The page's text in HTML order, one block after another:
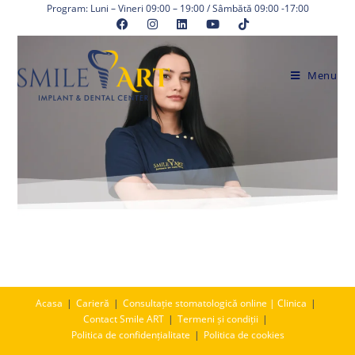
Program: Luni – Vineri 09:00 – 19:00 / Sâmbătă 09:00 -17:00
Menu
Acasa Carieră
Consultație stomatologică online | Clinica
Contact Smile ART
Termeni și condiții
Politica de confidențialitate
Politica de cookies